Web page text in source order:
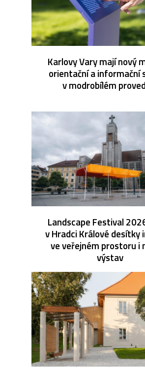
Karlovy Vary mají nový
orientační a informační
v modrobílém
Landscape Festival
v Hradci Králové desítky
ve veřejném prostoru i
výstav